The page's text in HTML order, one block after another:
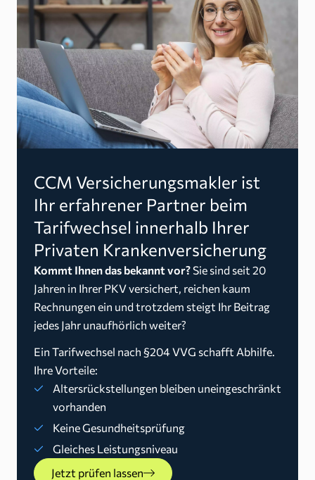
CCM Versicherungsmakler ist
Ihr erfahrener Partner beim
Tarifwechsel innerhalb Ihrer
Privaten Krankenversicherung
Kommt Ihnen das bekannt vor? Sie sind seit 20
Jahren in Ihrer PKV versichert, reichen kaum
Rechnungen ein und trotzdem steigt Ihr Beitrag
jedes Jahr unaufhörlich weiter?
Ein Tarifwechsel nach §204 VVG schafft Abhilfe.
Ihre Vorteile:
Altersrückstellungen bleiben uneingeschränkt
vorhanden
Keine Gesundheitsprüfung
Gleiches Leistungsniveau
Jetzt prüfen lassen